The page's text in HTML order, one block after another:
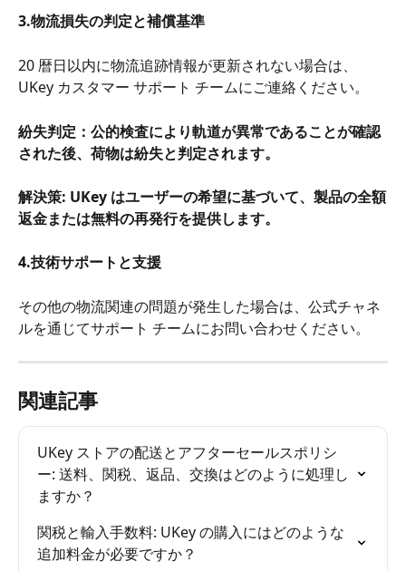
3.物流損失の判定と補償基準
20 暦日以内に物流追跡情報が更新されない場合は、
UKey カスタマー サポート チームにご連絡ください。
紛失判定：公的検査により軌道が異常であることが確認
された後、荷物は紛失と判定されます。
解決策: UKey はユーザーの希望に基づいて、製品の全額
返金または無料の再発行を提供します。
4.技術サポートと支援
その他の物流関連の問題が発生した場合は、公式チャネ
ルを通じてサポート チームにお問い合わせください。
関連記事
UKey ストアの配送とアフターセールスポリシ
ー: 送料、関税、返品、交換はどのように処理し
ますか？
関税と輸入手数料: UKey の購入にはどのような
追加料金が必要ですか？